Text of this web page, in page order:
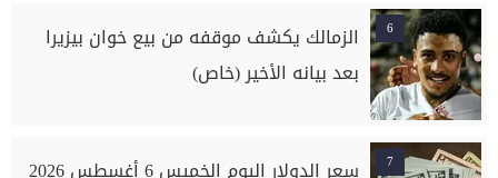
6
الزمالك يكشف موقفه من بيع خوان بيزيرا
بعد بيانه الأخير (خاص)
7 سعر الدولار اليوم الخميس 6 أغسطس 2026